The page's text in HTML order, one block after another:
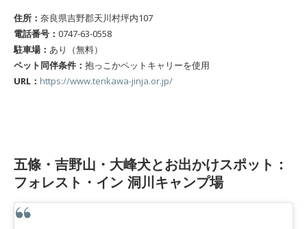
住所： 奈良県吉野郡天川村坪内107
電話番号： 0747-63-0558
駐車場： あり（無料）
ペット同伴条件： 抱っこかペットキャリーを使用
URL： https://www.tenkawa-jinja.or.jp/
五條・吉野山・大峰犬とお出かけスポット：
フォレスト・イン 洞川キャンプ場